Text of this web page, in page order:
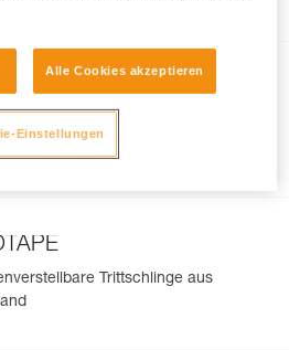
Trittschlinge aus
Alle Cookies akzeptieren
Einstellungen